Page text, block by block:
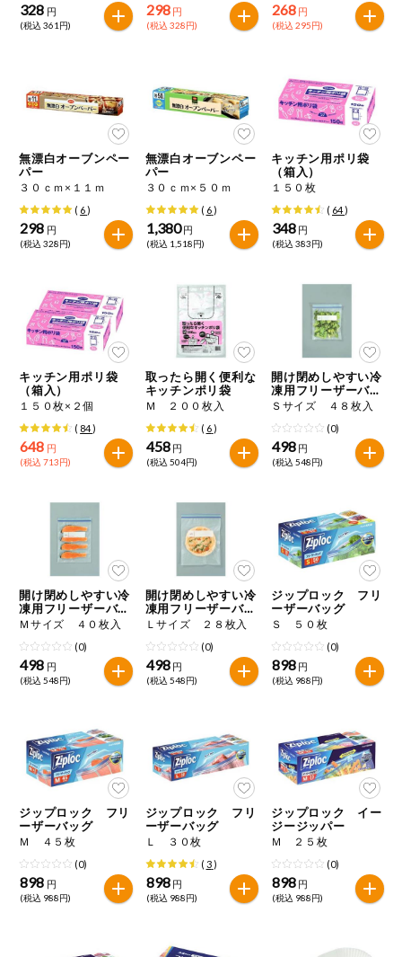
専門ショップサイト
パルコープ・よどがわ生協の情報サイト
ご利用ガイド
商品のリクエスト
PC版サイトを表示
テキスト注文サイトを表示
お問い合わせ
衛生・生理用
品
洗濯・バス・
住居・生活用
品
コスメ＆ボデ
ィケア
衣料品
趣味・娯楽
ペット
スマート・ワ
ン注文
得
コープ商品
今週の新登場
トク
複数注文でお
トク
ポイントがも
らえる！
お弁当用商品
マカダミアナッツ やまいも
アレルゲン情報は、商品企画時の情報のため、ご使用前には
必ず商品パッケージの表示をご確認ください。
特定原材料に準ずるものは、お取引先から情報提供のあった
範囲でのお知らせです。
328 円
(税込 361円)
298 円
(税込 328円)
268 円
(税込 295円)
無漂白オーブンペー
パー
３０ｃｍ×１１ｍ
( 6)
298 円
(税込 328円)
無漂白オーブンペー
パー
３０ｃｍ×５０ｍ
( 6)
1,380 円
(税込 1,518円)
キッチン用ポリ袋
（箱入）
１５０枚
( 64)
348 円
(税込 383円)
キッチン用ポリ袋
（箱入）
１５０枚×２個
( 84)
648 円
(税込 713円)
取ったら開く便利な
キッチンポリ袋
Ｍ ２００枚入
( 6)
458 円
(税込 504円)
開け閉めしやすい冷
凍用フリーザーバッ
グ
Ｓサイズ ４８枚入
(0)
498 円
(税込 548円)
開け閉めしやすい冷
凍用フリーザーバッ
グ
Ｍサイズ ４０枚入
(0)
498 円
(税込 548円)
開け閉めしやすい冷
凍用フリーザーバッ
グ
Ｌサイズ ２８枚入
(0)
498 円
(税込 548円)
ジップロック フリ
ーザーバッグ
Ｓ ５０枚
(0)
898 円
(税込 988円)
ジップロック フリ
ーザーバッグ
Ｍ ４５枚
(0)
898 円
(税込 988円)
ジップロック フリ
ーザーバッグ
Ｌ ３０枚
( 3)
898 円
(税込 988円)
ジップロック イー
ジージッパー
Ｍ ２５枚
(0)
898 円
(税込 988円)